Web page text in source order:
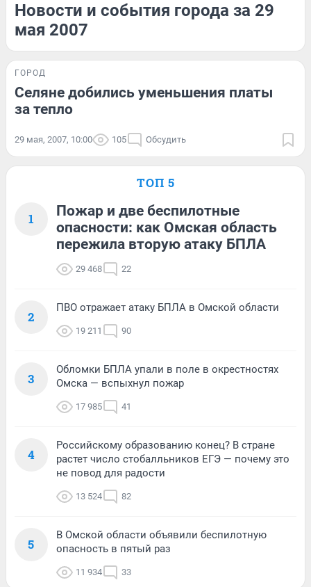
Новости и события города за 29
мая 2007
ГОРОД
Селяне добились уменьшения платы
за тепло
29 мая, 2007, 10:00 105 Обсудить
ТОП 5
1
Пожар и две беспилотные
опасности: как Омская область
пережила вторую атаку БПЛА
29 468 22
2
ПВО отражает атаку БПЛА в Омской области
19 211 90
3
Обломки БПЛА упали в поле в окрестностях
Омска — вспыхнул пожар
17 985 41
4
Российскому образованию конец? В стране
растет число стобалльников ЕГЭ — почему это
не повод для радости
13 524 82
5
В Омской области объявили беспилотную
опасность в пятый раз
11 934 33